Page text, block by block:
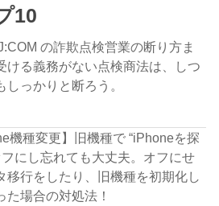
10
の詐欺点検営業の断り方ま
ける義務がない点検商法は、しつ
しっかりと断ろう。
機種変更】旧機種で “iPhoneを探
フにし忘れても大丈夫。オフにせ
移行をしたり、旧機種を初期化し
た場合の対処法！